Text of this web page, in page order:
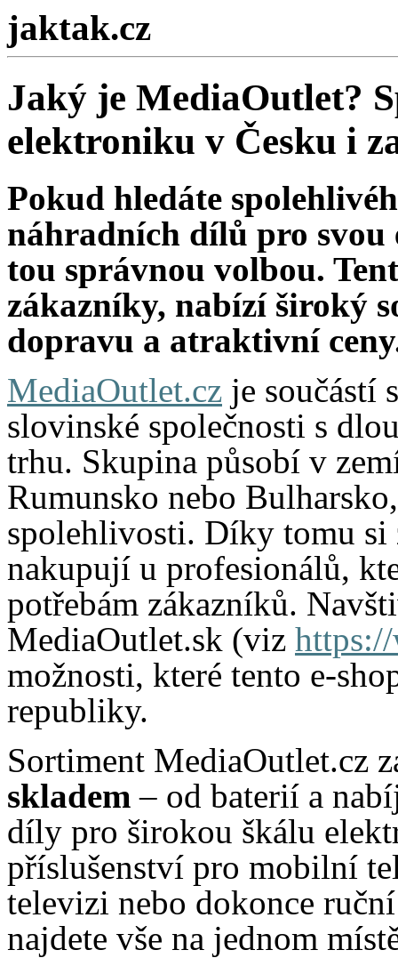
jaktak.cz
Jaký je MediaOutlet?
elektroniku v Česku i
Pokud hledáte
náhradních dílů pro
tou správnou volbou.
zákazníky, nabízí široký
dopravu a atraktivní
MediaOutlet.cz je součástí
slovinské společnosti s
trhu. Skupina působí v
Rumunsko nebo
spolehlivosti. Díky tomu
nakupují u profesionálů,
potřebám zákazníků.
MediaOutlet.sk (viz
možnosti, které tento e-
republiky.
Sortiment MediaOutlet.cz
skladem – od baterií a
díly pro širokou škálu
příslušenství pro mobilní
televizi nebo dokonce
najdete vše na jednom